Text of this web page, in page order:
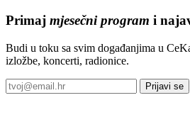
Primaj mjesečni program i
Budi u toku sa svim događanjima u
izložbe, koncerti, radionice.
Prijavi se